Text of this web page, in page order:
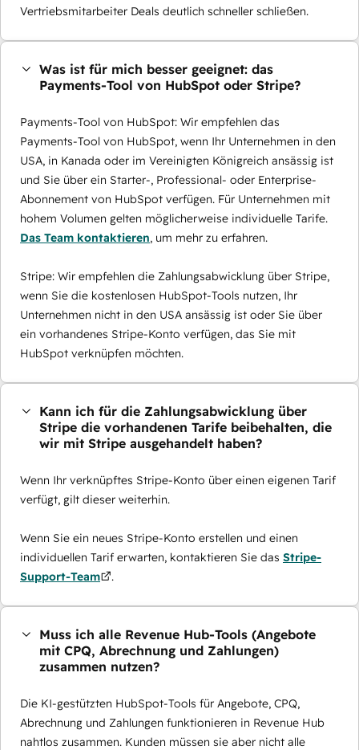
Vertriebsmitarbeiter Deals deutlich schneller schließen.
Was ist für mich besser geeignet: das
Payments-Tool von HubSpot oder Stripe?
Payments-Tool von HubSpot: Wir empfehlen das
Payments-Tool von HubSpot, wenn Ihr Unternehmen in den
USA, in Kanada oder im Vereinigten Königreich ansässig ist
und Sie über ein Starter-, Professional- oder Enterprise-
Abonnement von HubSpot verfügen. Für Unternehmen mit
hohem Volumen gelten möglicherweise individuelle Tarife.
Das Team kontaktieren, um mehr zu erfahren.
Stripe: Wir empfehlen die Zahlungsabwicklung über Stripe,
wenn Sie die kostenlosen HubSpot-Tools nutzen, Ihr
Unternehmen nicht in den USA ansässig ist oder Sie über
ein vorhandenes Stripe-Konto verfügen, das Sie mit
HubSpot verknüpfen möchten.
Kann ich für die Zahlungsabwicklung über
Stripe die vorhandenen Tarife beibehalten, die
wir mit Stripe ausgehandelt haben?
Wenn Ihr verknüpftes Stripe-Konto über einen eigenen Tarif
verfügt, gilt dieser weiterhin.
Wenn Sie ein neues Stripe-Konto erstellen und einen
individuellen Tarif erwarten, kontaktieren Sie das Stripe-
Support-Team
.
Muss ich alle Revenue Hub-Tools (Angebote
mit CPQ, Abrechnung und Zahlungen)
zusammen nutzen?
Die KI-gestützten HubSpot-Tools für Angebote, CPQ,
Abrechnung und Zahlungen funktionieren in Revenue Hub
nahtlos zusammen. Kunden müssen sie aber nicht alle